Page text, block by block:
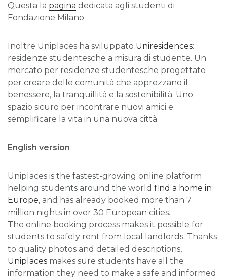
Questa la pagina dedicata agli studenti di
Fondazione Milano
Inoltre Uniplaces ha sviluppato Uniresidences:
residenze studentesche a misura di studente. Un
mercato per residenze studentesche progettato
per creare delle comunità che apprezzano il
benessere, la tranquillità e la sostenibilità. Uno
spazio sicuro per incontrare nuovi amici e
semplificare la vita in una nuova città.
English version
Uniplaces is the fastest-growing online platform
helping students around the world find a home in
Europe, and has already booked more than 7
million nights in over 30 European cities.
The online booking process makes it possible for
students to safely rent from local landlords. Thanks
to quality photos and detailed descriptions,
Uniplaces makes sure students have all the
information they need to make a safe and informed